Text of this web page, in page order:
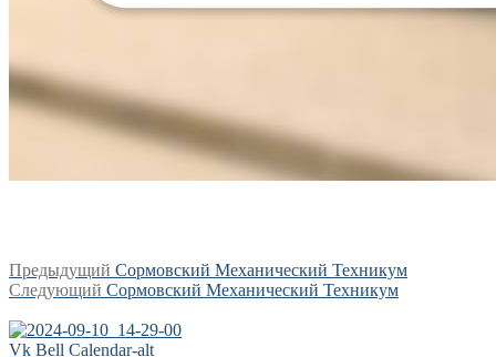
Навигация
по
записям
Предыдущий Предыдущая
запись:
Сормовский Механический Техникум
Следующий Следующая
Сормовский Механический Техникум
Vk Bell Calendar-alt